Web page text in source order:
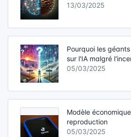
13/03/2025
Pourquoi les
sur l'IA malgré
05/03/2025
Modèle
reproduction
05/03/2025